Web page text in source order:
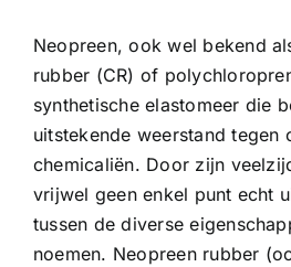
Contact
Rubbersoorten
Winkelmand
Neopreen, ook wel bekend
rubber (CR) of
synthetische elastomeer die
uitstekende weerstand tegen
chemicaliën. Door zijn
vrijwel geen enkel punt echt
tussen de diverse
noemen. Neopreen rubber